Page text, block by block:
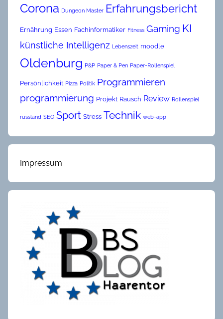
Corona Dungeon Master Erfahrungsbericht
Ernährung Essen Fachinformatiker Fitness Gaming KI
künstliche Intelligenz Lebenszeit moodle
Oldenburg P&P Paper & Pen Paper-Rollenspiel
Persönlichkeit Pizza Politik Programmieren
programmierung Projekt Rausch Review Rollenspiel
russland SEO Sport Stress Technik web-app
Impressum